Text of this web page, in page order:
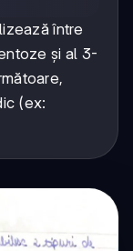
între
și al 3-
(ex: